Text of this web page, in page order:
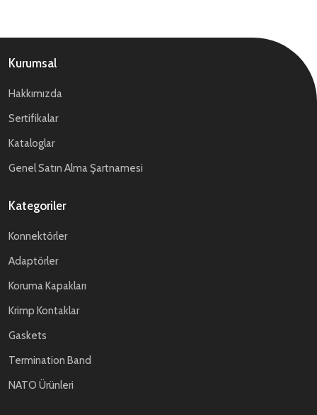
Kurumsal
Hakkımızda
Sertifikalar
Kataloglar
Genel Satın Alma Şartnamesi
Kategoriler
Konnektörler
Adaptörler
Koruma Kapakları
Krimp Kontaklar
Gaskets
Termination Band
NATO Ürünleri